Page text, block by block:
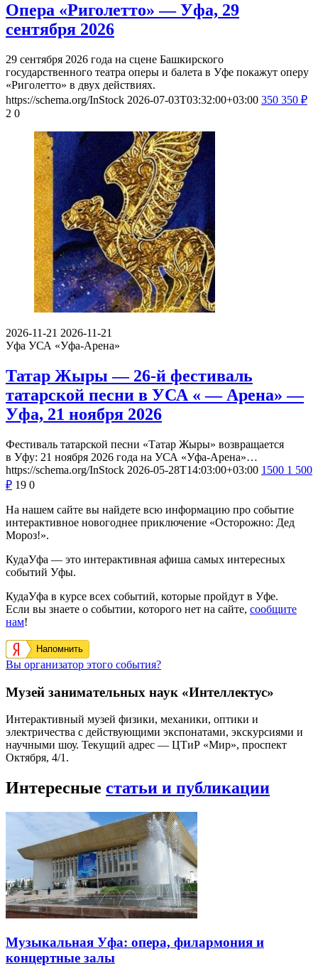
Опера «Риголетто» — Уфа, 29
сентября 2026
29 сентября 2026 года на сцене Башкирского
государственного театра оперы и балета в Уфе покажут оперу
«Риголетто» в двух действиях.
https://schema.org/InStock 2026-07-03T03:32:00+03:00 350 350 ₽
2 0
2026-11-21 2026-11-21
Уфа УСА «Уфа-Арена»
Татар Жыры — 26-й фестиваль
татарской песни в УСА « — Арена» —
Уфа, 21 ноября 2026
Фестиваль татарской песни «Татар Жыры» возвращается
в Уфу: 21 ноября 2026 года на УСА «Уфа-Арена»…
https://schema.org/InStock 2026-05-28T14:03:00+03:00 1500 1 500
₽ 19 0
На нашем сайте вы найдете всю информацию про событие
интерактивное новогоднее приключение «Осторожно: Дед
Мороз!».
КудаУфа — это интерактивная афиша самых интересных
событий Уфы.
КудаУфа в курсе всех событий, которые пройдут в Уфе.
Если вы знаете о событии, которого нет на сайте, сообщите
нам!
Напомнить
Вы организатор этого события?
Музей занимательных наук «Интеллектус»
Интерактивный музей физики, механики, оптики и
электричества с действующими экспонатами, экскурсиями и
научными шоу. Текущий адрес — ЦТиР «Мир», проспект
Октября, 4/1.
Интересные статьи и публикации
Музыкальная Уфа: опера, филармония и
концертные залы